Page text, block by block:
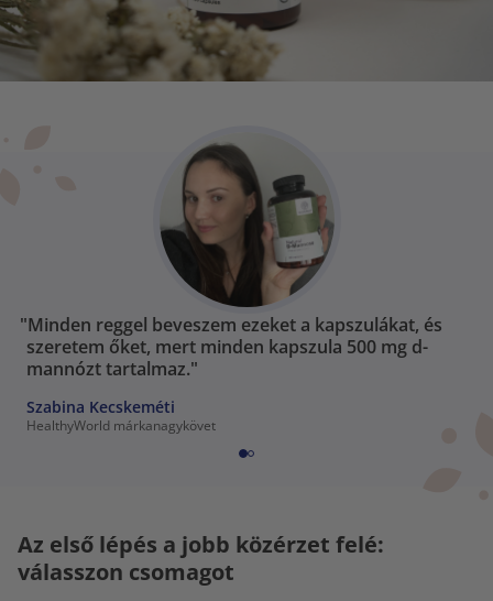
"Minden reggel beveszem ezeket a kapszulákat, és
szeretem őket, mert minden kapszula 500 mg d-
mannózt tartalmaz."
Szabina Kecskeméti
HealthyWorld márkanagykövet
Az első lépés a jobb közérzet felé:
válasszon csomagot